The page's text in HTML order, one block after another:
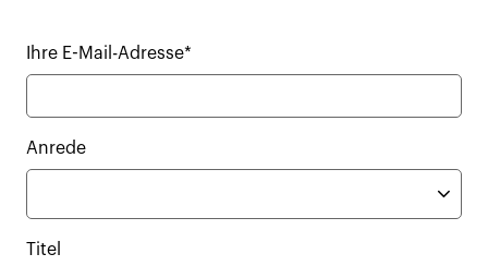
Ihre E-Mail-Adresse*
Anrede
Titel